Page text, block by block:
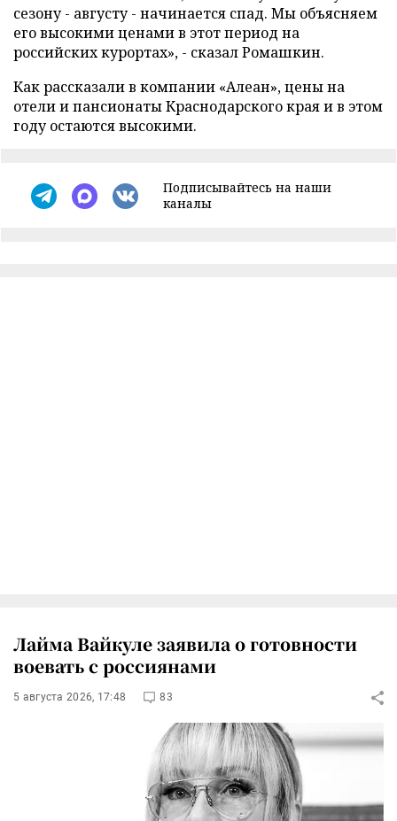
сезону - августу - начинается спад. Мы объясняем
его высокими ценами в этот период на
российских курортах», - сказал Ромашкин.
Как рассказали в компании «Алеан», цены на
отели и пансионаты Краснодарского края и в этом
году остаются высокими.
Подписывайтесь на наши
каналы
Лайма Вайкуле заявила о готовности
воевать с россиянами
5 августа 2026, 17:48 83